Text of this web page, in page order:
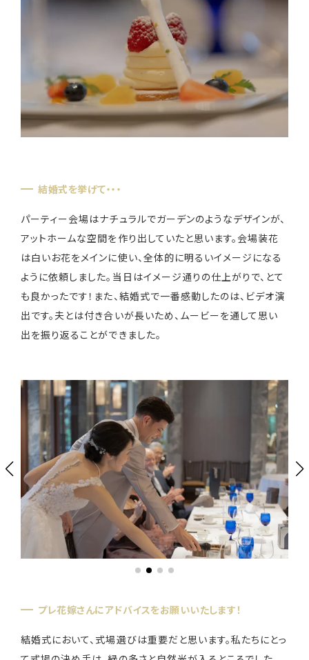
結婚式を挙げて・・・
パーティー会場はナチュラルでガーデンのようなデザインが、
アットホームな空間を作り出していたと思います。会場装花
は白いお花をメインに使い、全体的に明るいイメージになる
ように依頼しました。当日はイメージ通りの仕上がりで、とて
も良かったです！また、結婚式で一番感動したのは、ビデオ演
出です。夫とは付き合いが長いため、ムービーを通して思い
出を振り返ることができました。
プレ花嫁さんにアドバイスをお願いいたします！
結婚式において、式場選びは重要だと思います。私たちにとっ